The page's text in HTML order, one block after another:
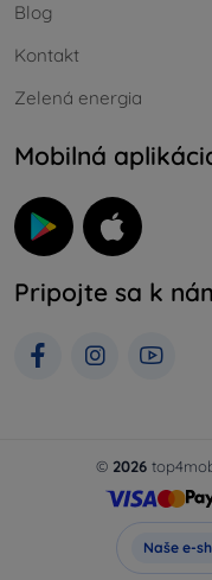
Blog
Kontakt
Zelená energia
Mobilná
Pripojte sa k
© 2026
Naše e-